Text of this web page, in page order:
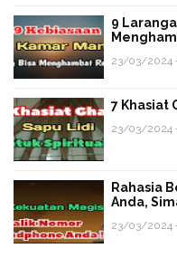
9
23/03/2024
7 Khasiat
23/03/2024
Rahasia
Anda,
23/03/2024